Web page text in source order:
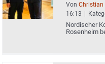
Von Christian
16:13 |
Nordischer
Rosenheim